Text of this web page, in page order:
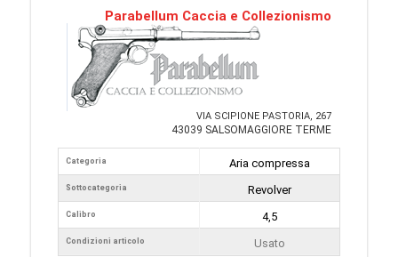
Parabellum Caccia e Collezionismo
VIA SCIPIONE PASTORIA, 267
43039 SALSOMAGGIORE TERME
Categoria
Sottocategoria
Calibro
Condizioni articolo
Aria compressa
Revolver
4,5
Usato